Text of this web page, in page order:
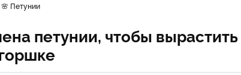
🌸 Петунии
петунии, чтобы